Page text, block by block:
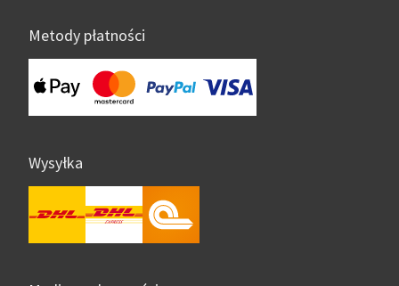
Metody płatności
Wysyłka